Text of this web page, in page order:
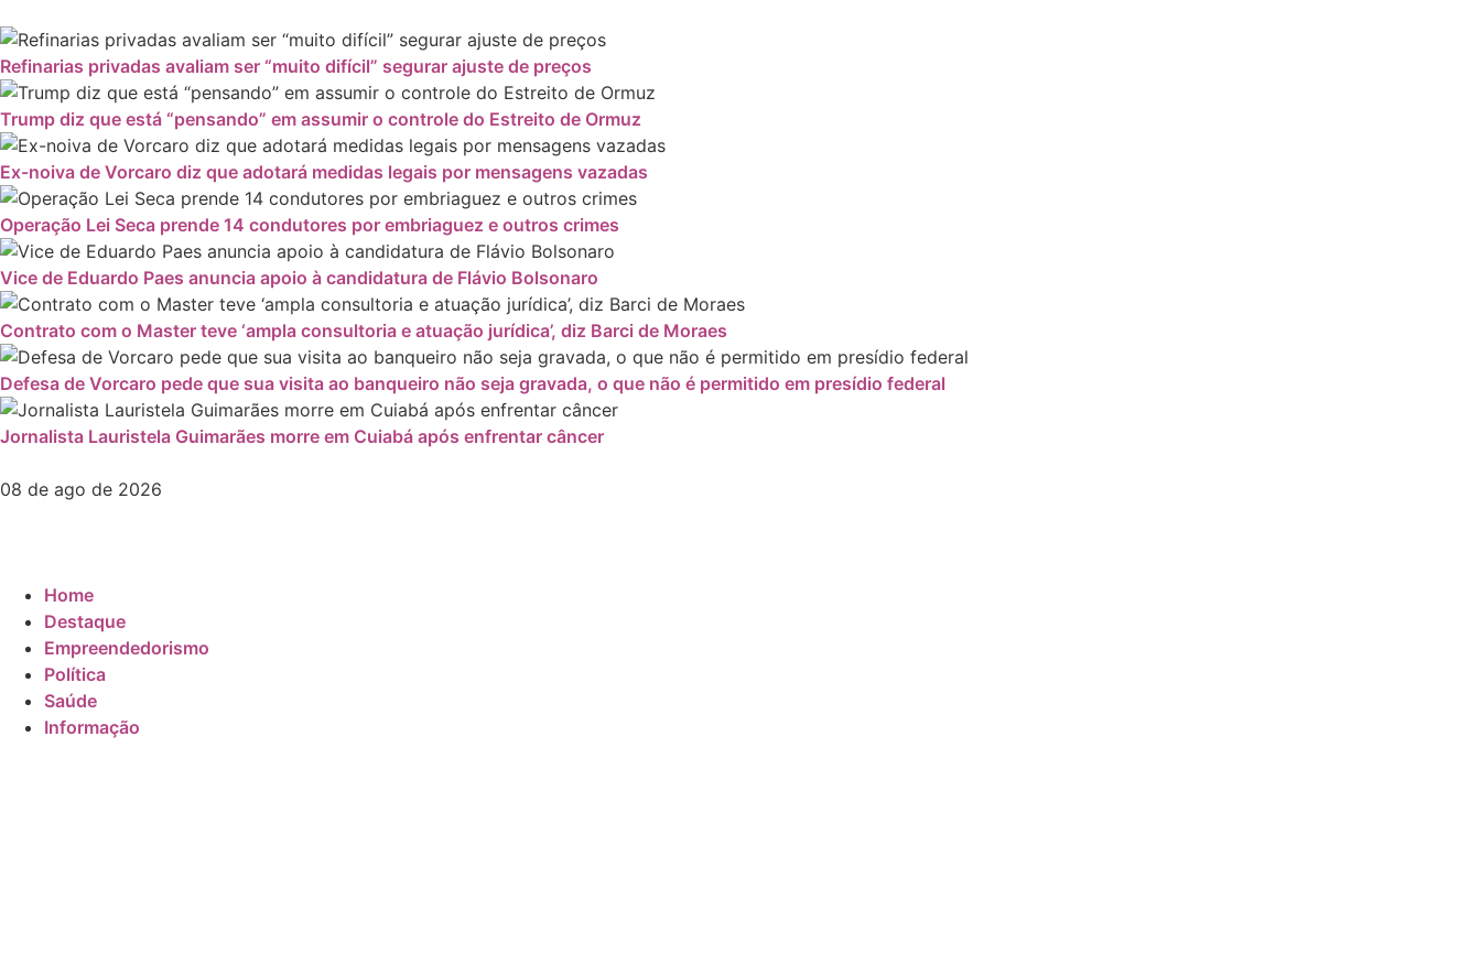
Refinarias privadas avaliam ser “muito difícil” segurar ajuste de preços
Trump diz que está “pensando” em assumir o controle do Estreito de Ormuz
Ex-noiva de Vorcaro diz que adotará medidas legais por mensagens vazadas
Operação Lei Seca prende 14 condutores por embriaguez e outros crimes
Vice de Eduardo Paes anuncia apoio à candidatura de Flávio Bolsonaro
Contrato com o Master teve ‘ampla consultoria e atuação jurídica’, diz Barci de Moraes
Defesa de Vorcaro pede que sua visita ao banqueiro não seja gravada, o que não é permitido em presídio federal
Jornalista Lauristela Guimarães morre em Cuiabá após enfrentar câncer
08 de ago de 2026
Home
Destaque
Empreendedorismo
Política
Saúde
Informação